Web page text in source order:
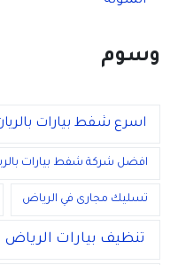
وسوم
اسرع شفط بيارات
افضل شركة شفط بيارات
تسليك مجارى في الرياض
تنظيف بيارات الرياض